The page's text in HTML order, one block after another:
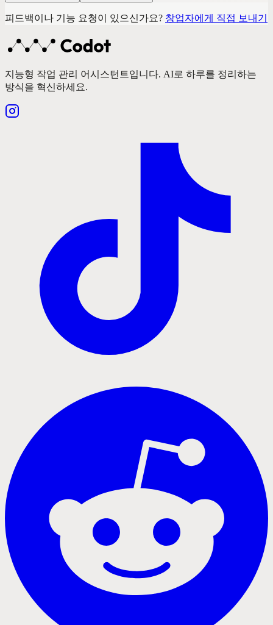
피드백이나 기능 요청이 있으신가요? 창업자에게 직접 보내기
지능형 작업 관리 어시스턴트입니다. AI로 하루를 정리하는
방식을 혁신하세요.